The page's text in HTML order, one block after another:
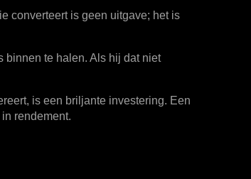
converteert is geen uitgave; het is
binnen te halen. Als hij dat niet
is een briljante investering. Een
rendement.